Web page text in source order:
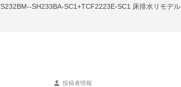
SH233BA-SC1+TCF2223E-SC1 床排水リモデル
投稿者情報